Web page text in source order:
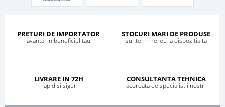
PRETURI DE IMPORTATOR
avantaj in beneficiul tau
STOCURI MARI DE PRODUSE
suntem mereu la dispozitia ta
LIVRARE IN 72H
rapid si sigur
CONSULTANTA TEHNICA
acordata de specialistii nostri